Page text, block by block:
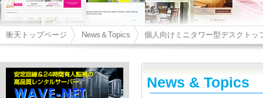
衝天トップページ News＆Topics 個人向けミニタワー型デスクトッ
News & Topics